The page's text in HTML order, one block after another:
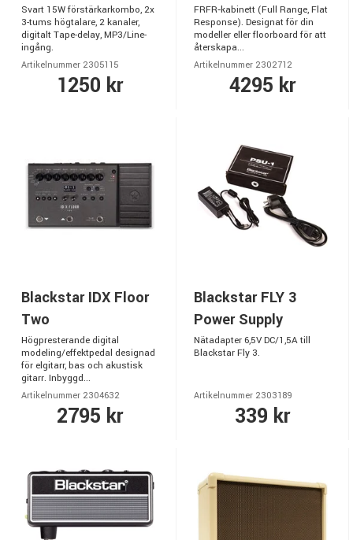
Svart 15W förstärkarkombo, 2x
3-tums högtalare, 2 kanaler,
digitalt Tape-delay, MP3/Line-
ingång.
Artikelnummer 2305115
1250 kr
FRFR‑kabinett (Full Range, Flat
Response). Designat för din
modeller eller floorboard för att
återskapa...
Artikelnummer 2302712
4295 kr
Blackstar IDX Floor
Two
Högpresterande digital
modeling/effektpedal designad
för elgitarr, bas och akustisk
gitarr. Inbyggd...
Artikelnummer 2304632
2795 kr
Blackstar FLY 3
Power Supply
Nätadapter 6,5V DC/1,5A till
Blackstar Fly 3.
Artikelnummer 2303189
339 kr